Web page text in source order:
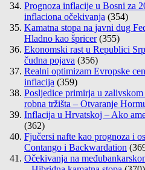
Prognoza inflacije u Bosni za
inflaciona očekivanja (354)
Kamatna stopa na javni dug
Hladno kao špricer (355)
Ekonomski rast u Republici
čudna pojava (356)
Realni optimizam Evropske
inflacija (359)
Posljedice primirja u
robna tržišta – Otvaranje
Inflacija u Hrvatskoj – Ako
(362)
Fjučersi nafte kao prognoza i
Contango i Backwardation
Očekivanja na